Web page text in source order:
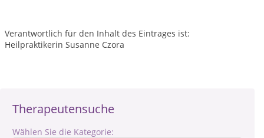
Therapeutensuche
Wählen Sie die Kategorie:
Verantwortlich für den Inhalt des Eintrages ist:
Heilpraktikerin Susanne Czora